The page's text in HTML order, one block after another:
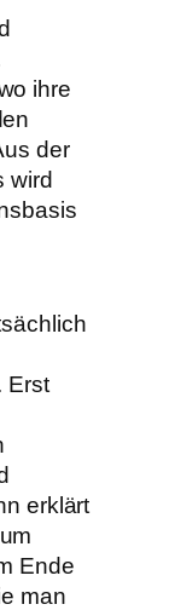
ihre
der
wird
Erst
erklärt
Ende
man